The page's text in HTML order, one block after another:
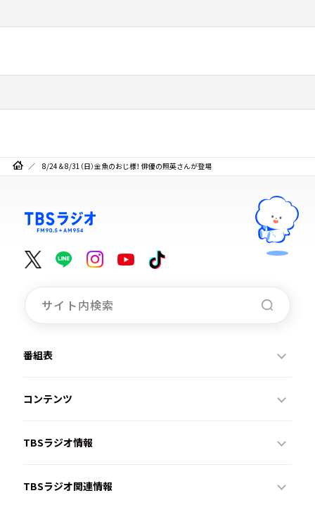
8/24＆8/31（日）金魚のおじ様！ 俳優の照英さんが登場
番組表
コンテンツ
TBSラジオ情報
TBSラジオ関連情報